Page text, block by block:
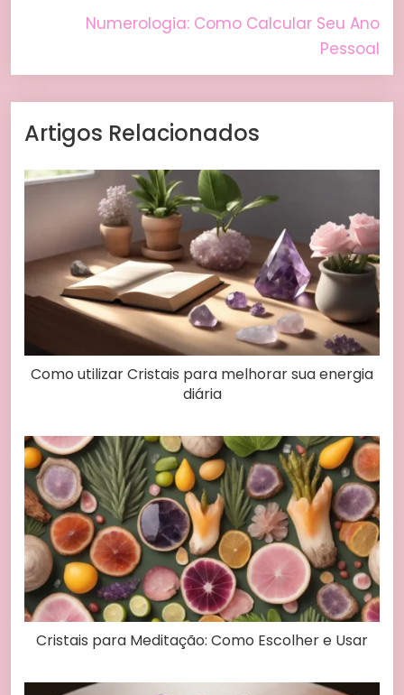
Numerologia: Como Calcular Seu Ano
Pessoal
Artigos Relacionados
Como utilizar Cristais para melhorar sua energia
diária
Cristais para Meditação: Como Escolher e Usar